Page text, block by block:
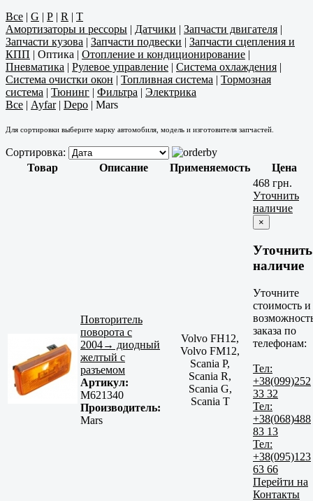
Все | G | P | R | T
Амортизаторы и рессоры | Датчики | Запчасти двигателя |
Запчасти кузова | Запчасти подвески | Запчасти сцепления и
КПП | Оптика | Отопление и кондиционирование |
Пневматика | Рулевое управление | Система охлаждения |
Система очистки окон | Топливная система | Тормозная
система | Тюнинг | Фильтра | Электрика
Все | Ayfar| Depo | Mars
Для сортировки выберите марку автомобиля, модель и изготовителя запчастей.
Сортировка:
Товар
Описание Применяемость Цена
Повторитель
поворота с
2004→ диодный
желтый с
разъемом
Артикул:
M621340
Производитель:
Mars
Volvo FH12,
Volvo FM12,
Scania P,
Scania R,
Scania G,
Scania T
468 грн.
Уточнить
наличие
×
Уточнить
наличие
Уточните
стоимость и
заказа по
телефонам:
Тел:
+38(099)252
33 32
Тел:
+38(068)488
83 13
Тел:
+38(095)123
63 66
Перейти на
Контакты